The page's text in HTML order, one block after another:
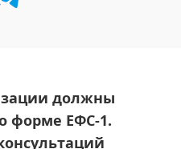
должны
форме ЕФС-1.